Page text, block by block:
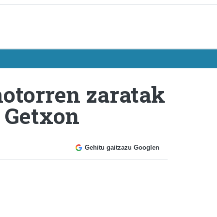
zaratak
Gehitu gaitzazu Googlen